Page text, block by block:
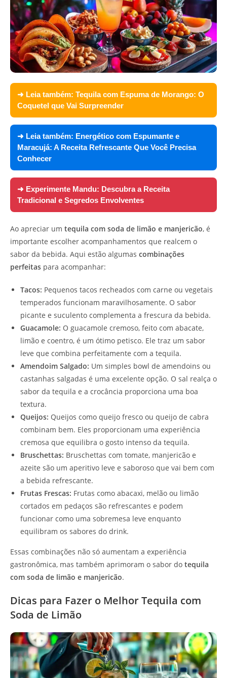
➜ Leia também: Tequila com Espuma de Morango: O
Coquetel que Vai Surpreender
➜ Leia também: Energético com Espumante e
Maracujá: A Receita Refrescante Que Você Precisa
Conhecer
➜ Experimente Mandu: Descubra a Receita
Tradicional e Segredos Envolventes
Ao apreciar um tequila com soda de limão e manjericão, é
importante escolher acompanhamentos que realcem o
sabor da bebida. Aqui estão algumas combinações
perfeitas para acompanhar:
Tacos: Pequenos tacos recheados com carne ou vegetais
temperados funcionam maravilhosamente. O sabor
picante e suculento complementa a frescura da bebida.
Guacamole: O guacamole cremoso, feito com abacate,
limão e coentro, é um ótimo petisco. Ele traz um sabor
leve que combina perfeitamente com a tequila.
Amendoim Salgado: Um simples bowl de amendoins ou
castanhas salgadas é uma excelente opção. O sal realça o
sabor da tequila e a crocância proporciona uma boa
textura.
Queijos: Queijos como queijo fresco ou queijo de cabra
combinam bem. Eles proporcionam uma experiência
cremosa que equilibra o gosto intenso da tequila.
Bruschettas: Bruschettas com tomate, manjericão e
azeite são um aperitivo leve e saboroso que vai bem com
a bebida refrescante.
Frutas Frescas: Frutas como abacaxi, melão ou limão
cortados em pedaços são refrescantes e podem
funcionar como uma sobremesa leve enquanto
equilibram os sabores do drink.
Essas combinações não só aumentam a experiência
gastronômica, mas também aprimoram o sabor do tequila
com soda de limão e manjericão.
Dicas para Fazer o Melhor Tequila com
Soda de Limão